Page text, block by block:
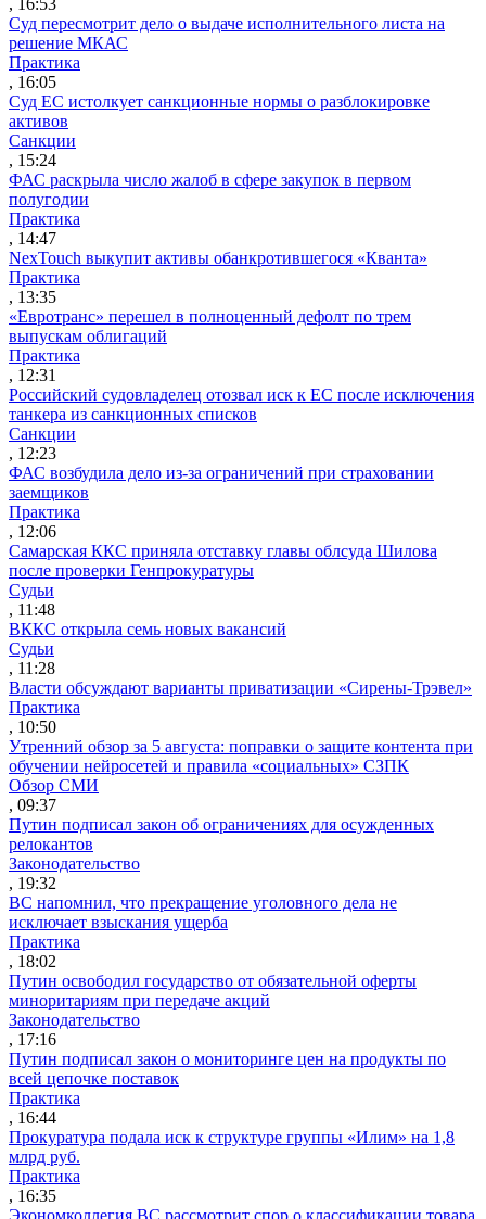
, 16:53
Суд пересмотрит дело о выдаче исполнительного листа на
решение МКАС
Практика
, 16:05
Суд ЕС истолкует санкционные нормы о разблокировке
активов
Санкции
, 15:24
ФАС раскрыла число жалоб в сфере закупок в первом
полугодии
Практика
, 14:47
NexTouch выкупит активы обанкротившегося «Кванта»
Практика
, 13:35
«Евротранс» перешел в полноценный дефолт по трем
выпускам облигаций
Практика
, 12:31
Российский судовладелец отозвал иск к ЕС после исключения
танкера из санкционных списков
Санкции
, 12:23
ФАС возбудила дело из-за ограничений при страховании
заемщиков
Практика
, 12:06
Самарская ККС приняла отставку главы облсуда Шилова
после проверки Генпрокуратуры
Судьи
, 11:48
ВККС открыла семь новых вакансий
Судьи
, 11:28
Власти обсуждают варианты приватизации «Сирены-Трэвел»
Практика
, 10:50
Утренний обзор за 5 августа: поправки о защите контента при
обучении нейросетей и правила «социальных» СЗПК
Обзор СМИ
, 09:37
Путин подписал закон об ограничениях для осужденных
релокантов
Законодательство
, 19:32
ВС напомнил, что прекращение уголовного дела не
исключает взыскания ущерба
Практика
, 18:02
Путин освободил государство от обязательной оферты
миноритариям при передаче акций
Законодательство
, 17:16
Путин подписал закон о мониторинге цен на продукты по
всей цепочке поставок
Практика
, 16:44
Прокуратура подала иск к структуре группы «Илим» на 1,8
млрд руб.
Практика
, 16:35